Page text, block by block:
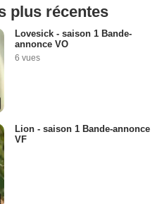
plus récentes
Lovesick - saison 1 Bande-
annonce VO
6 vues
Lion - saison 1 Bande-annonce
VF